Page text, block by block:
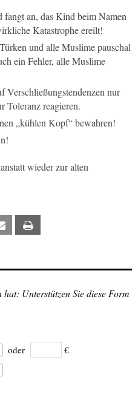
an, das Kind beim Namen
Katastrophe ereilt!
und alle Muslime pauschal
ein Fehler, alle Muslime
Verschließungstendenzen nur
Toleranz reagieren.
„kühlen Kopf“ bewahren!
wieder zur alten
Email
Unterstützen Sie diese Form
oder €